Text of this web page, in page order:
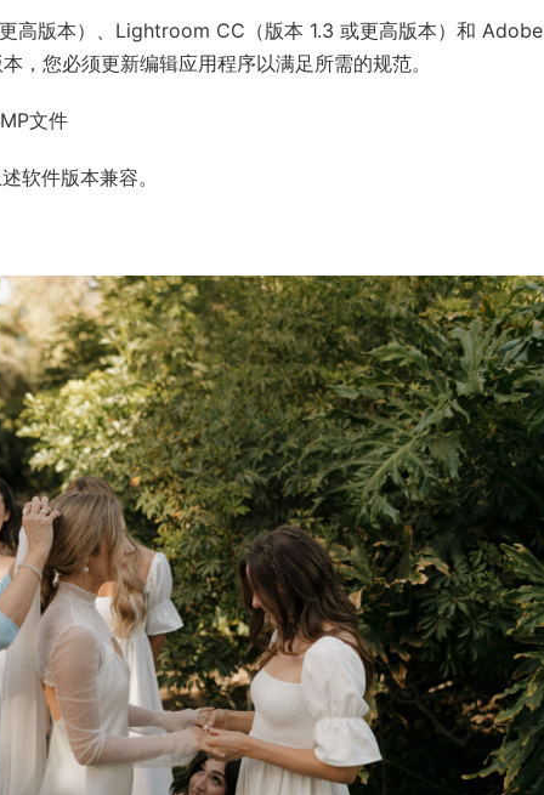
高版本）、Lightroom CC（版本 1.3 或更高版本）和 Adobe
，您必须更新编辑应用程序以满足所需的规范。
文件
软件版本兼容。